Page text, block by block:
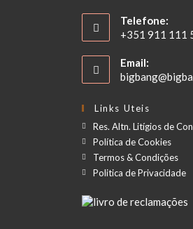
Telefone:
+351 911 111
Email:
Links Uteis
Res. Altn. Litígios de
Política de Cookies
Termos & Condições
Politica de Privacidade